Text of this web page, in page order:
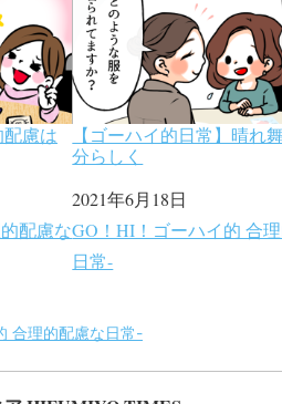
配慮は
配慮な
【ゴーハイ的日常】晴れ
分らしく
日付
2021年6月18日
関連理由
GO！HI！ゴーハイ的 合
日常-
合理的配慮な日常-